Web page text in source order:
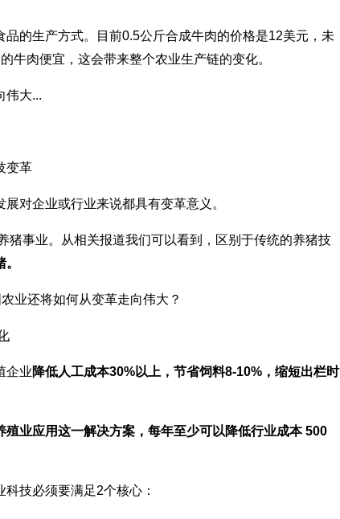
品的生产方式。目前0.5公斤合成牛肉的价格是12美元，未
牛肉便宜，这会带来整个农业生产链的变化。
伟大...
变革
对企业或行业来说都具有变革意义。
猪事业。从相关报道我们可以看到，区别于传统的养猪技
企业降低人工成本30%以上，节省饲料8-10%，缩短出栏时
业应用这一解决方案，每年至少可以降低行业成本 500
技必须要满足2个核心：